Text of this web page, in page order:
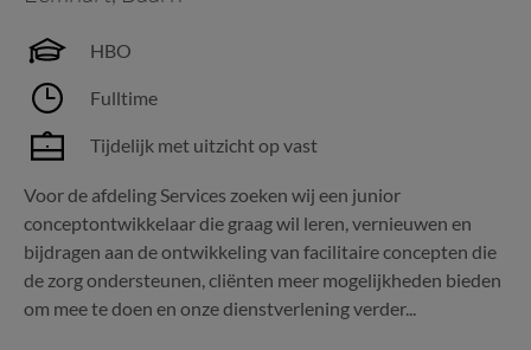
HBO
Fulltime
Tijdelijk met uitzicht op vast
Voor de afdeling Services zoeken wij een junior
conceptontwikkelaar die graag wil leren, vernieuwen en
bijdragen aan de ontwikkeling van facilitaire concepten die
de zorg ondersteunen, cliënten meer mogelijkheden bieden
om mee te doen en onze dienstverlening verder...